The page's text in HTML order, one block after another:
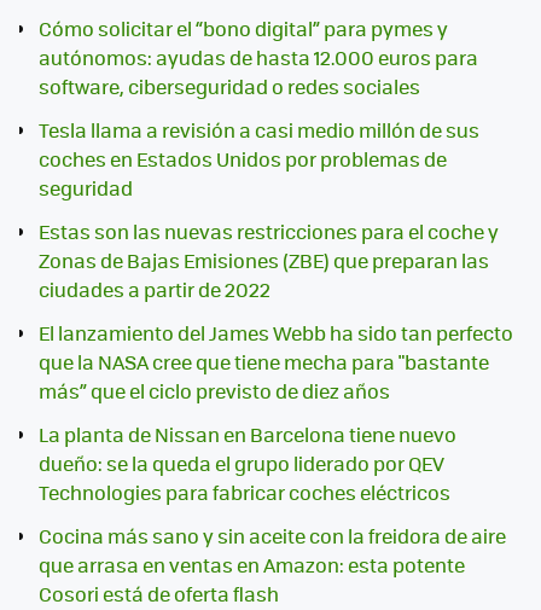
Cómo solicitar el “bono digital” para pymes y
autónomos: ayudas de hasta 12.000 euros para
software, ciberseguridad o redes sociales
Tesla llama a revisión a casi medio millón de sus
coches en Estados Unidos por problemas de
seguridad
Estas son las nuevas restricciones para el coche y
Zonas de Bajas Emisiones (ZBE) que preparan las
ciudades a partir de 2022
El lanzamiento del James Webb ha sido tan perfecto
que la NASA cree que tiene mecha para "bastante
más” que el ciclo previsto de diez años
La planta de Nissan en Barcelona tiene nuevo
dueño: se la queda el grupo liderado por QEV
Technologies para fabricar coches eléctricos
Cocina más sano y sin aceite con la freidora de aire
que arrasa en ventas en Amazon: esta potente
Cosori está de oferta flash